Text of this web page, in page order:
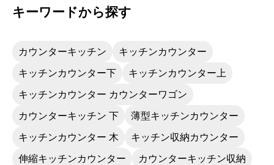
きる商品です。
んなので、応援したいです。
キーワードから探す
カウンターキッチン キッチンカウンター
キッチンカウンター下 キッチンカウンター上
キッチンカウンター カウンターワゴン
カウンターキッチン 下 薄型キッチンカウンター
キッチンカウンター 木 キッチン収納カウンター
伸縮キッチンカウンター カウンターキッチン収納